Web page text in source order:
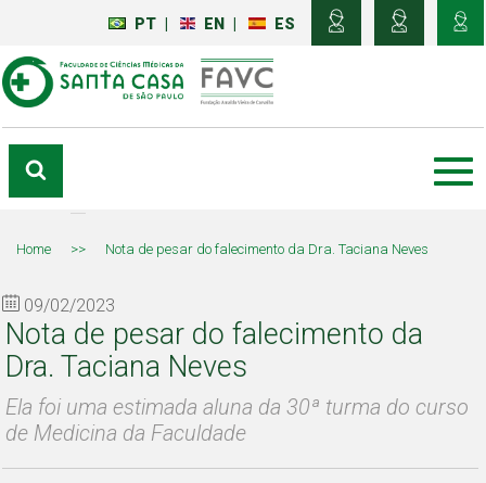
PT EN ES
Home >> Nota de pesar do falecimento da Dra. Taciana Neves
09/02/2023
Nota de pesar do falecimento da
Dra. Taciana Neves
Ela foi uma estimada aluna da 30ª turma do curso
de Medicina da Faculdade